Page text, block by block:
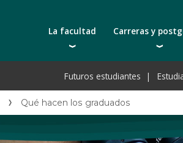
La facultad
Autoridades
Docentes | Escuela de Ingeniería
Docentes | Escuela de Tecnología
Qué nos distingue
Carreras y
Carreras
Tecnicaturas
Postgrados
Actualización
Futuros estudiantes
Qué hacen los graduados